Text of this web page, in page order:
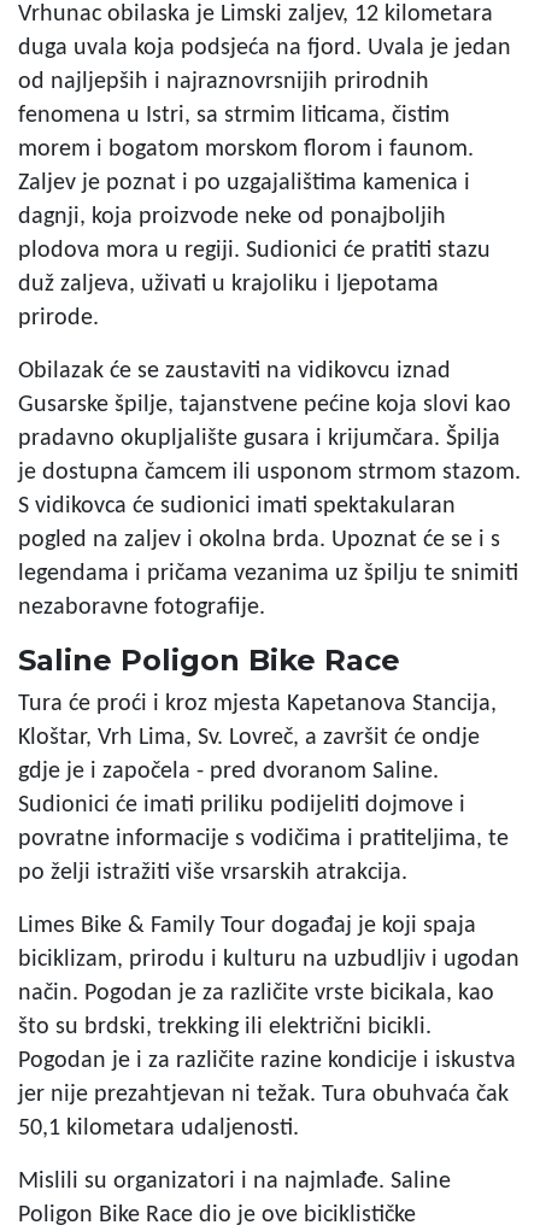
Vrhunac obilaska je Limski zaljev, 12 kilometara
duga uvala koja podsjeća na fjord. Uvala je jedan
od najljepših i najraznovrsnijih prirodnih
fenomena u Istri, sa strmim liticama, čistim
morem i bogatom morskom florom i faunom.
Zaljev je poznat i po uzgajalištima kamenica i
dagnji, koja proizvode neke od ponajboljih
plodova mora u regiji. Sudionici će pratiti stazu
duž zaljeva, uživati u krajoliku i ljepotama
prirode.
Obilazak će se zaustaviti na vidikovcu iznad
Gusarske špilje, tajanstvene pećine koja slovi kao
pradavno okupljalište gusara i krijumčara. Špilja
je dostupna čamcem ili usponom strmom stazom.
S vidikovca će sudionici imati spektakularan
pogled na zaljev i okolna brda. Upoznat će se i s
legendama i pričama vezanima uz špilju te snimiti
nezaboravne fotografije.
Saline Poligon Bike Race
Tura će proći i kroz mjesta Kapetanova Stancija,
Kloštar, Vrh Lima, Sv. Lovreč, a završit će ondje
gdje je i započela - pred dvoranom Saline.
Sudionici će imati priliku podijeliti dojmove i
povratne informacije s vodičima i pratiteljima, te
po želji istražiti više vrsarskih atrakcija.
Limes Bike & Family Tour događaj je koji spaja
biciklizam, prirodu i kulturu na uzbudljiv i ugodan
način. Pogodan je za različite vrste bicikala, kao
što su brdski, trekking ili električni bicikli.
Pogodan je i za različite razine kondicije i iskustva
jer nije prezahtjevan ni težak. Tura obuhvaća čak
50,1 kilometara udaljenosti.
Mislili su organizatori i na najmlađe. Saline
Poligon Bike Race dio je ove biciklističke